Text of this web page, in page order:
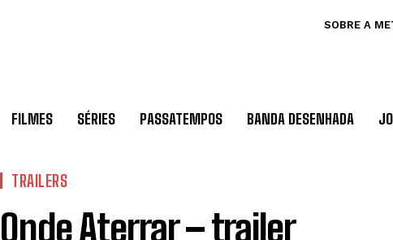
SOBRE A
FILMES SÉRIES PASSATEMPOS BANDA DESENHADA
TRAILERS
Onde Aterrar – trailer